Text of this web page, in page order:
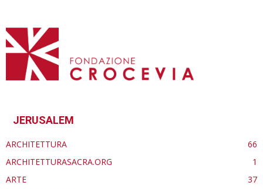
JERUSALEM
ARCHITETTURA
66
ARCHITETTURASACRA.ORG
1
ARTE
37